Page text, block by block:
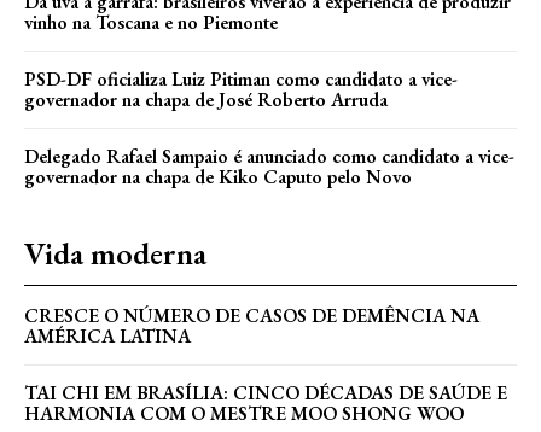
vinho na Toscana e no Piemonte
PSD-DF oficializa Luiz Pitiman como candidato a vice-
governador na chapa de José Roberto Arruda
Delegado Rafael Sampaio é anunciado como candidato a vice-
governador na chapa de Kiko Caputo pelo Novo
Vida moderna
CRESCE O NÚMERO DE CASOS DE DEMÊNCIA NA
AMÉRICA LATINA
TAI CHI EM BRASÍLIA: CINCO DÉCADAS DE SAÚDE E
HARMONIA COM O MESTRE MOO SHONG WOO